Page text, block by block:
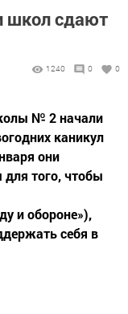
школ сдают
1240 0 0
№ 2 начали
каникул
они
того, чтобы
и обороне»),
себя в